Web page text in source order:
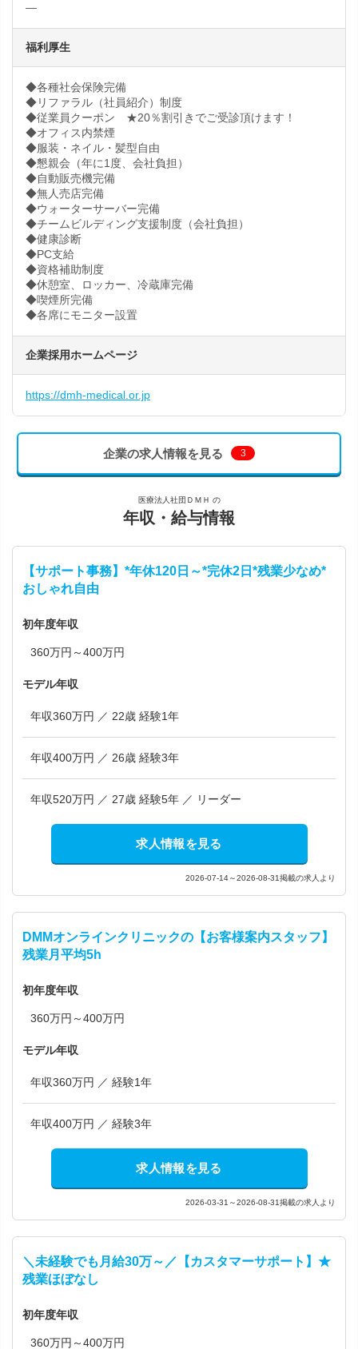
―
福利厚生
◆各種社会保険完備
◆リファラル（社員紹介）制度
◆従業員クーポン ★20％割引きでご受診頂けます！
◆オフィス内禁煙
◆服装・ネイル・髪型自由
◆懇親会（年に1度、会社負担）
◆自動販売機完備
◆無人売店完備
◆ウォーターサーバー完備
◆チームビルディング支援制度（会社負担）
◆健康診断
◆PC支給
◆資格補助制度
◆休憩室、ロッカー、冷蔵庫完備
◆喫煙所完備
◆各席にモニター設置
企業採用ホームページ
https://dmh-medical.or.jp
企業の求人情報を見る 3
医療法人社団ＤＭＨ の
年収・給与情報
【サポート事務】*年休120日～*完休2日*残業少なめ*
おしゃれ自由
初年度年収
360万円～400万円
モデル年収
年収360万円 ／ 22歳 経験1年
年収400万円 ／ 26歳 経験3年
年収520万円 ／ 27歳 経験5年 ／ リーダー
求人情報を見る
2026-07-14～2026-08-31掲載の求人より
DMMオンラインクリニックの【お客様案内スタッフ】
残業月平均5h
初年度年収
360万円～400万円
モデル年収
年収360万円 ／ 経験1年
年収400万円 ／ 経験3年
求人情報を見る
2026-03-31～2026-08-31掲載の求人より
＼未経験でも月給30万～／【カスタマーサポート】★
残業ほぼなし
初年度年収
360万円～400万円